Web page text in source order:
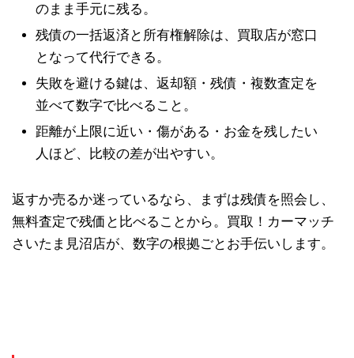
のまま手元に残る。
残債の一括返済と所有権解除は、買取店が窓口
となって代行できる。
失敗を避ける鍵は、返却額・残債・複数査定を
並べて数字で比べること。
距離が上限に近い・傷がある・お金を残したい
人ほど、比較の差が出やすい。
返すか売るか迷っているなら、まずは残債を照会し、
無料査定で残価と比べることから。買取！カーマッチ
さいたま見沼店が、数字の根拠ごとお手伝いします。